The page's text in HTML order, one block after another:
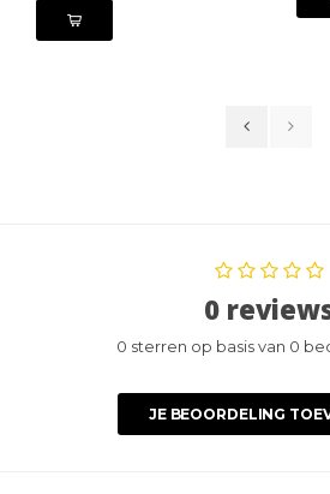
0
0 sterren op basis van 0
JE BEOORDELING